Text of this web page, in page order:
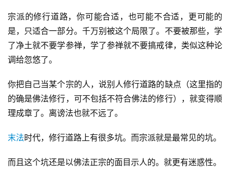
宗派的修行道路，你可能合适，也可能不合适，更可能的
是，只适合一部分。千万别被这个局限了。不要被那些，学
了净土就不要学参禅，学了参禅就不要搞戒律，类似这种论
调给忽悠了。
你把自己当某个宗的人，说别人修行道路的缺点（这里指的
的确是佛法修行，可不包括不符合佛法的修行），就变得顺
理成章了。离谤法也就不远了。
末法时代，修行道路上有很多坑。而宗派就是最常见的坑。
而且这个坑还是以佛法正宗的面目示人的。就更有迷惑性。